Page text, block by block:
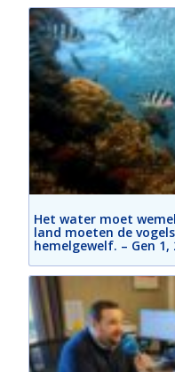
Het water moet
land moeten de
hemelgewelf. – Gen 1,